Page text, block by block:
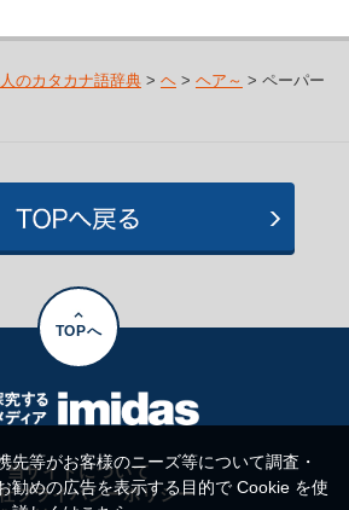
のカタカナ語辞典> ヘ> ヘア～ > ペーパー
TOPへ
当サイトについて
プライバシーポリシー
先等がお客様のニーズ等について調査・
勧めの広告を表示する目的で Cookie を使